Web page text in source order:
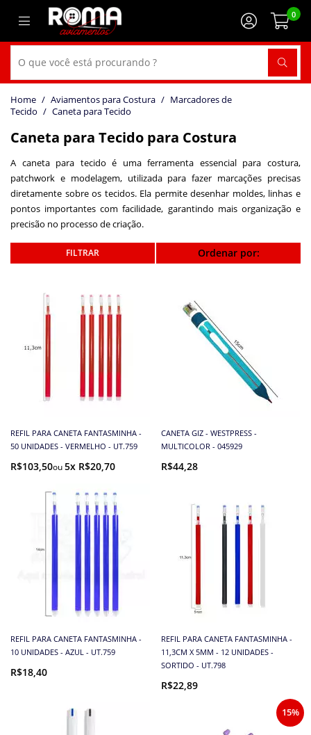
0
Aviamentos para Costura
Marcadores de
Tecido
Caneta para Tecido
Caneta para Tecido para Costura
A caneta para tecido é uma ferramenta essencial para costura,
patchwork e modelagem, utilizada para fazer marcações precisas
diretamente sobre os tecidos. Ela permite desenhar moldes, linhas e
pontos importantes com facilidade, garantindo mais organização e
precisão no processo de criação.
Ordenar por:
REFIL PARA CANETA FANTASMINHA -
50 UNIDADES - VERMELHO - UT.759
R$103,50 5x R$20,70
CANETA GIZ - WESTPRESS -
MULTICOLOR - 045929
R$44,28
REFIL PARA CANETA FANTASMINHA -
10 UNIDADES - AZUL - UT.759
R$18,40
REFIL PARA CANETA FANTASMINHA -
11,3CM X 5MM - 12 UNIDADES -
SORTIDO - UT.798
R$22,89
15%